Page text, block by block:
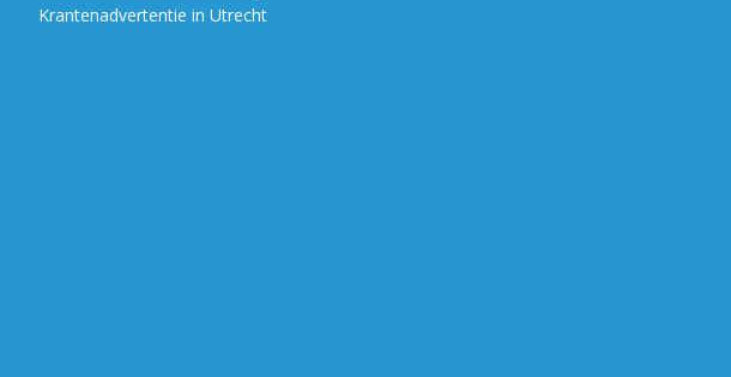
Krantenadvertentie in Utrecht